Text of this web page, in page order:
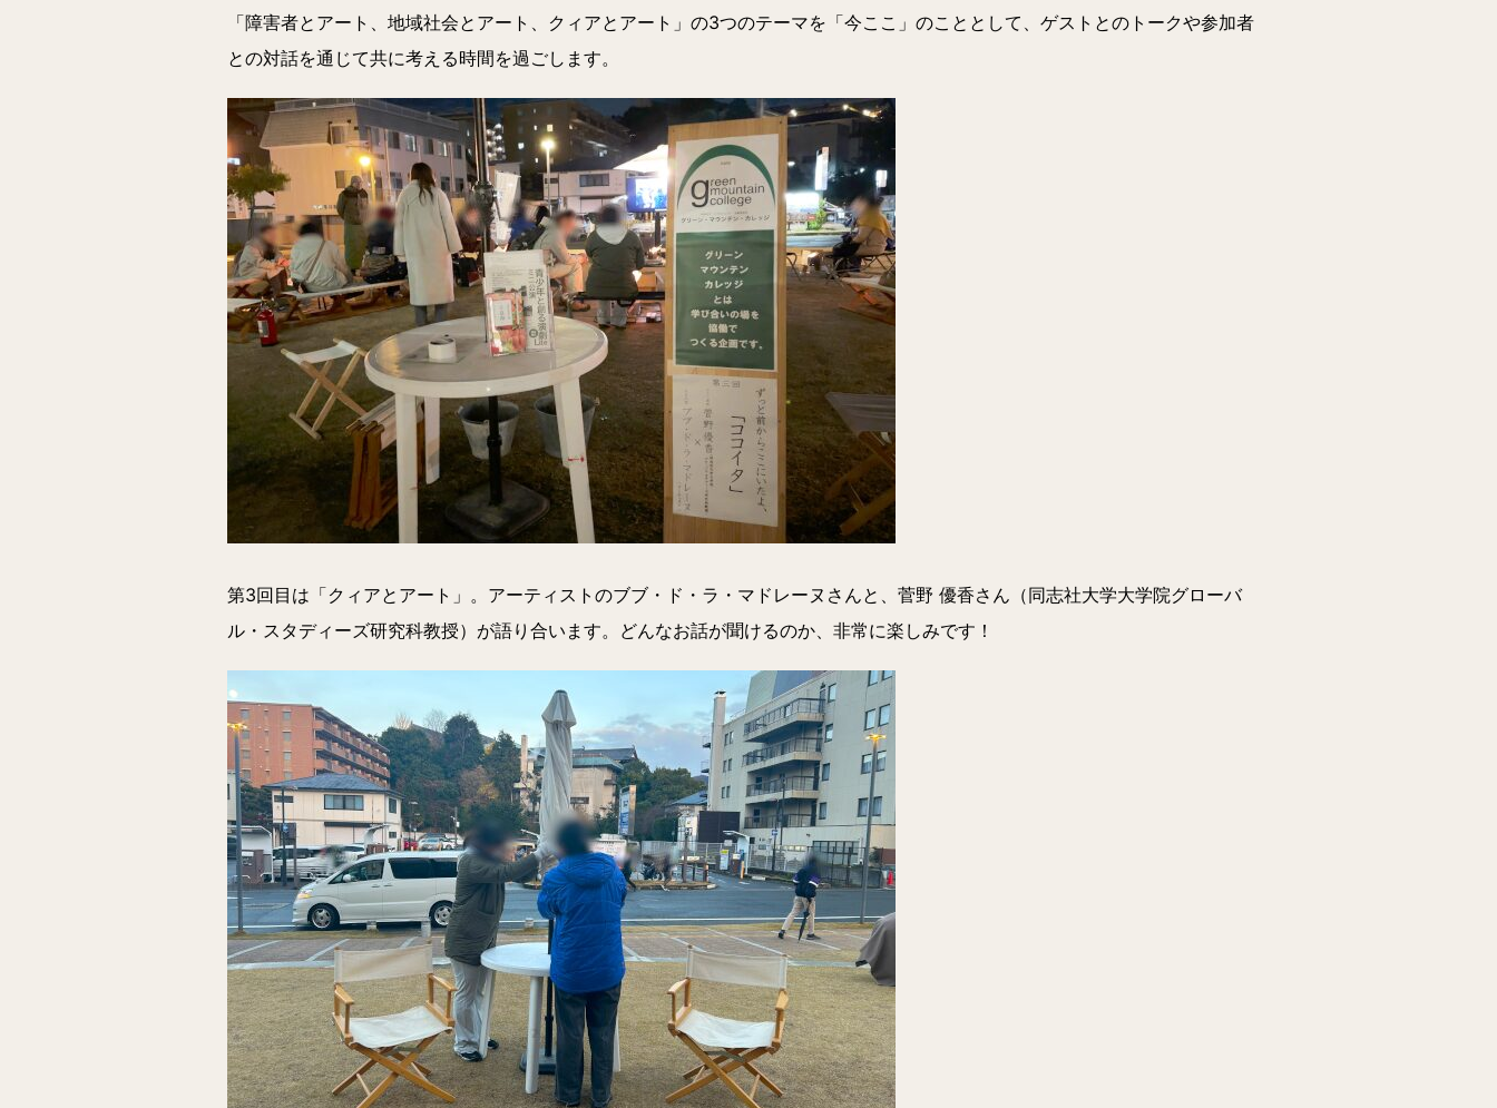
「障害者とアート、地域社会とアート、クィアとアート」の3つのテーマを「今ここ」のこととして、ゲストとのトークや参加者
との対話を通じて共に考える時間を過ごします。
第3回目は「クィアとアート」。アーティストのブブ・ド・ラ・マドレーヌさんと、菅野 優香さん（同志社大学大学院グローバ
ル・スタディーズ研究科教授）が語り合います。どんなお話が聞けるのか、非常に楽しみです！